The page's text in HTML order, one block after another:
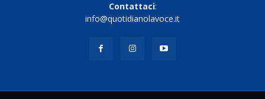
Contattaci:
info@quotidianolavoce.it